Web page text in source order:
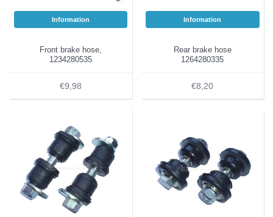
Information
Front brake hose,
1234280535
€9,98
Information
Rear brake hose
1264280335
€8,20